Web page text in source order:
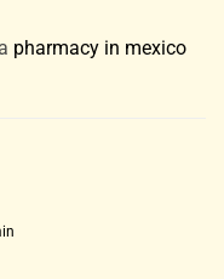
pharmacy in mexico